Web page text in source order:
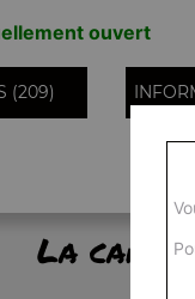
ouvert
(209)
La carte